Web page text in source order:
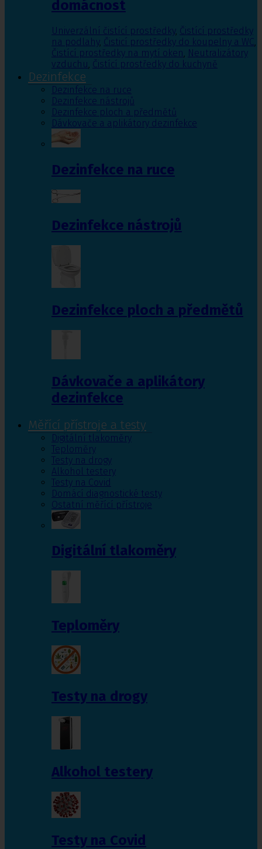
domácnost
Univerzální čistící prostředky, Čistící prostředky
na podlahy, Čisticí prostředky do koupelny a WC,
Čistící prostředky na mytí oken, Neutralizátory
vzduchu, Čistící prostředky do kuchyně
Dezinfekce
Dezinfekce na ruce
Dezinfekce nástrojů
Dezinfekce ploch a předmětů
Dávkovače a aplikátory dezinfekce
Dezinfekce na ruce
Dezinfekce nástrojů
Dezinfekce ploch a předmětů
Dávkovače a aplikátory
dezinfekce
Měřící přístroje a testy
Digitální tlakoměry
Teploměry
Testy na drogy
Alkohol testery
Testy na Covid
Domácí diagnostické testy
Ostatní měřící přístroje
Digitální tlakoměry
Teploměry
Testy na drogy
Alkohol testery
Testy na Covid